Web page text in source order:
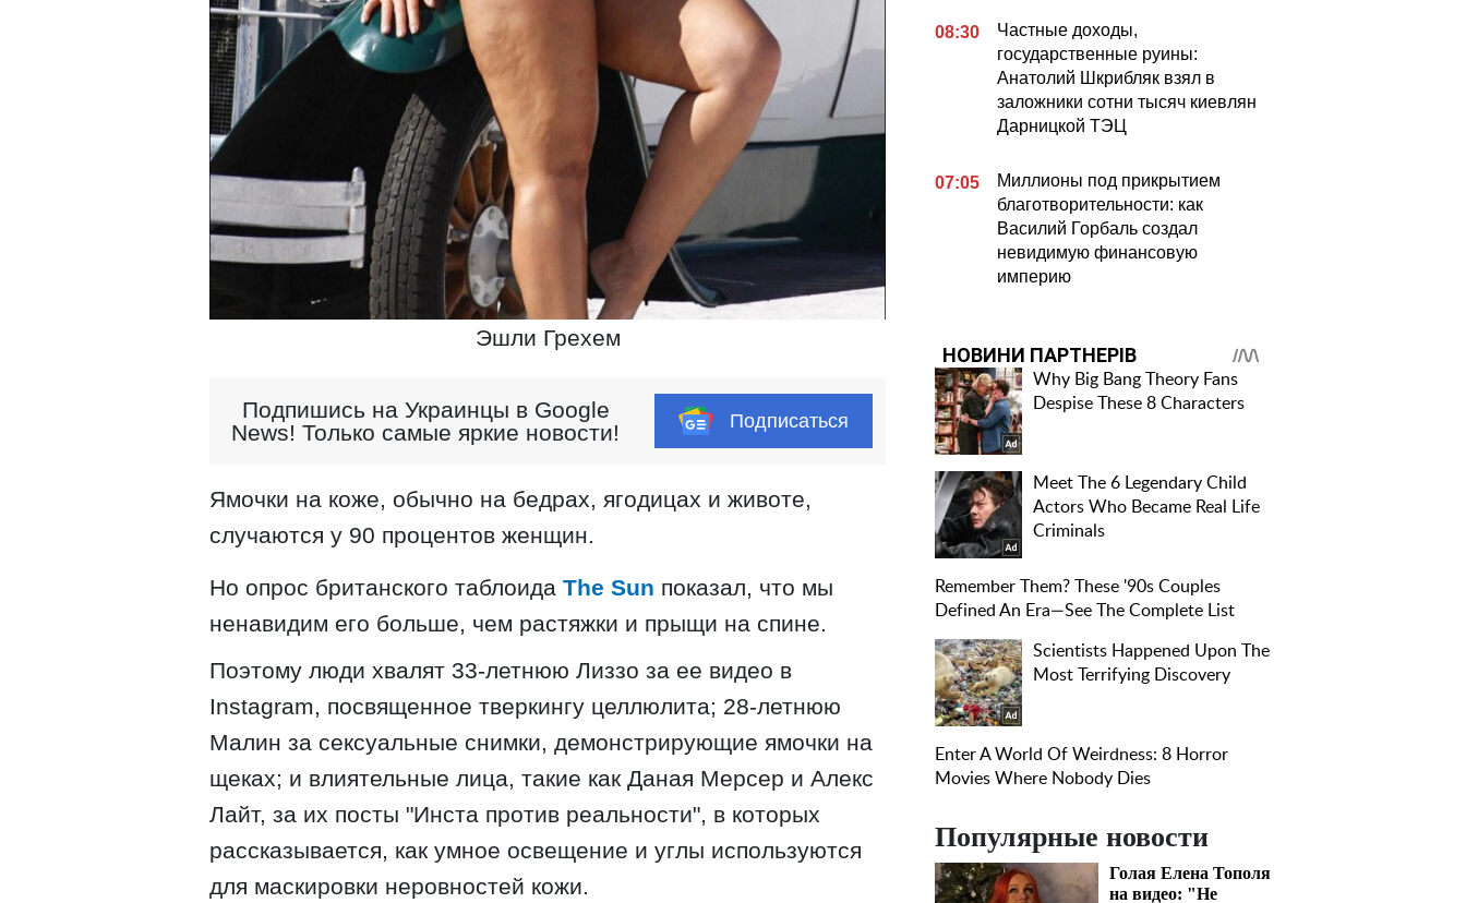
Эшли Грехем
Подпишись на Украинцы в Google
News! Только самые яркие новости!
Подписаться
Ямочки на коже, обычно на бедрах, ягодицах и животе,
случаются у 90 процентов женщин.
Но опрос британского таблоида The Sun показал, что мы
ненавидим его больше, чем растяжки и прыщи на спине.
Поэтому люди хвалят 33-летнюю Лиззо за ее видео в
Instagram, посвященное тверкингу целлюлита; 28-летнюю
Малин за сексуальные снимки, демонстрирующие ямочки на
щеках; и влиятельные лица, такие как Даная Мерсер и Алекс
Лайт, за их посты "Инста против реальности", в которых
рассказывается, как умное освещение и углы используются
для маскировки неровностей кожи.
08:30
Частные доходы,
государственные руины:
Анатолий Шкрибляк взял в
заложники сотни тысяч киевлян
Дарницкой ТЭЦ
07:05
Миллионы под прикрытием
благотворительности: как
Василий Горбаль создал
невидимую финансовую
империю
Популярные новости
Голая Елена Тополя
на видео: "Не